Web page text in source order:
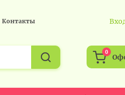
Контакты
0